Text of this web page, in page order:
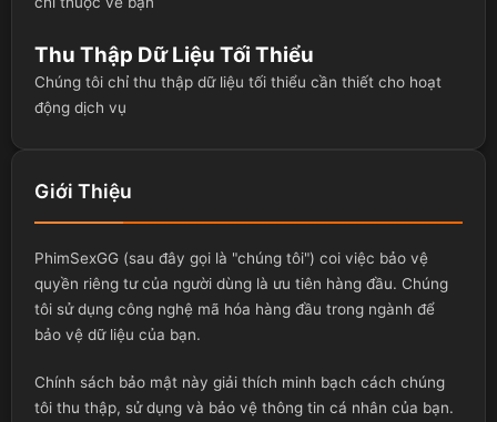
Thu Thập Dữ Liệu Tối Thiểu
Chúng tôi chỉ thu thập dữ liệu tối thiểu cần thiết cho hoạt
động dịch vụ
Giới Thiệu
PhimSexGG (sau đây gọi là "chúng tôi") coi việc bảo vệ
quyền riêng tư của người dùng là ưu tiên hàng đầu. Chúng
tôi sử dụng công nghệ mã hóa hàng đầu trong ngành để
bảo vệ dữ liệu của bạn.
Chính sách bảo mật này giải thích minh bạch cách chúng
tôi thu thập, sử dụng và bảo vệ thông tin cá nhân của bạn.